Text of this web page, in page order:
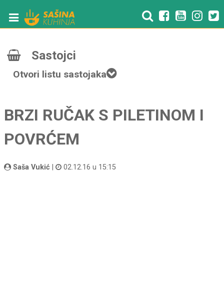
Sastojci
Otvori listu sastojaka
BRZI RUČAK S PILETINOM I
POVRĆEM
Saša Vukić 02.12.16 u 15:15